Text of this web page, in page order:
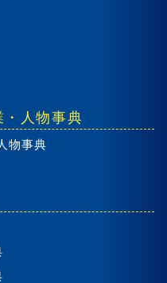
人物事典
物事典